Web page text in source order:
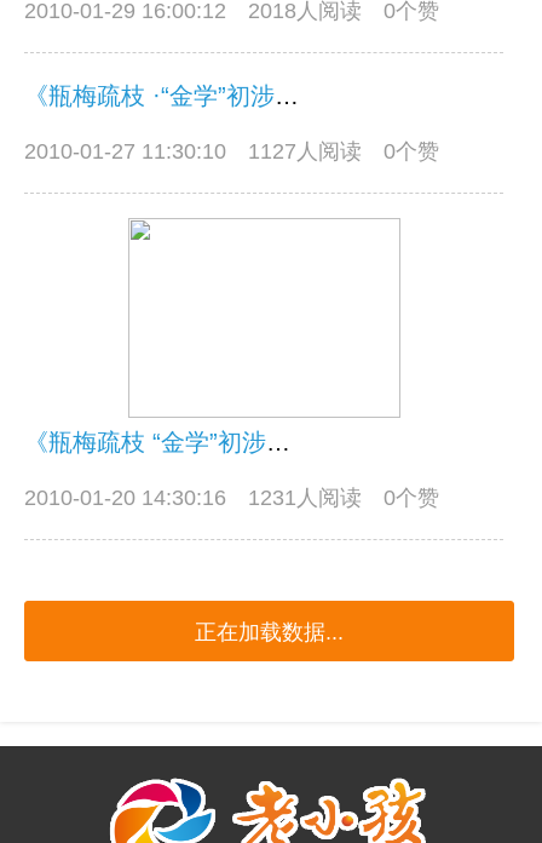
2010-01-29 16:00:12 2018人阅读 0个赞
《瓶梅疏枝 ·“金学”初涉》（二）
2010-01-27 11:30:10 1127人阅读 0个赞
《瓶梅疏枝 “金学”初涉》（一）
2010-01-20 14:30:16 1231人阅读 0个赞
正在加载数据...